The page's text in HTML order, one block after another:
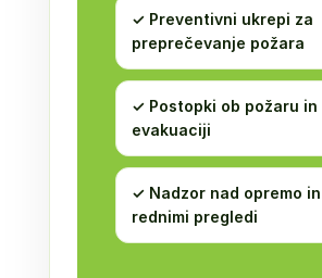
✓ Preventivni ukrepi za
preprečevanje požara
✓ Postopki ob požaru in
evakuaciji
✓ Nadzor nad opremo in
rednimi pregledi